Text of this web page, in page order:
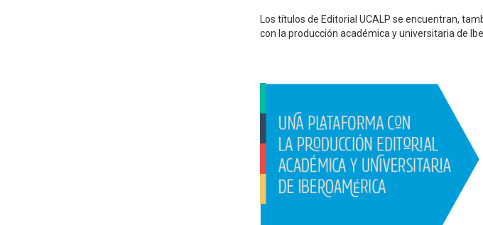
Los títulos de Editorial UCALP se encuentran,
con la producción académica y universitaria de